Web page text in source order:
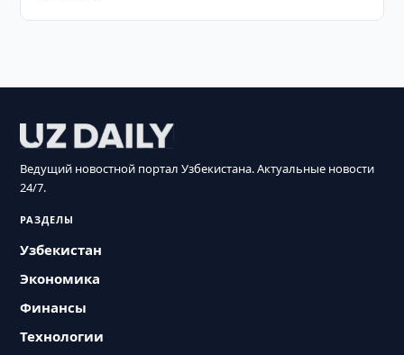
Ведущий новостной портал Узбекистана. Актуальные новости
24/7.
РАЗДЕЛЫ
Узбекистан
Экономика
Финансы
Технологии